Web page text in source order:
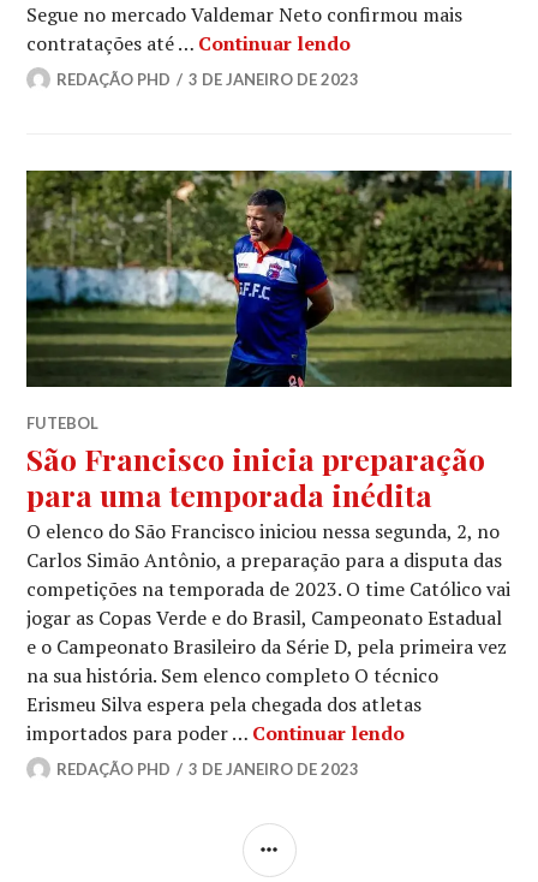
Segue no mercado Valdemar Neto confirmou mais
contratações até … Continuar lendo
REDAÇÃO PHD 3 DE JANEIRO DE 2023
FUTEBOL
São Francisco inicia preparação
para uma temporada inédita
O elenco do São Francisco iniciou nessa segunda, 2, no
Carlos Simão Antônio, a preparação para a disputa das
competições na temporada de 2023. O time Católico vai
jogar as Copas Verde e do Brasil, Campeonato Estadual
e o Campeonato Brasileiro da Série D, pela primeira vez
na sua história. Sem elenco completo O técnico
Erismeu Silva espera pela chegada dos atletas
importados para poder … Continuar lendo
REDAÇÃO PHD 3 DE JANEIRO DE 2023